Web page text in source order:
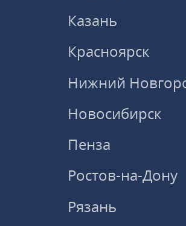
Казань
Красноярск
Нижний
Новосибирск
Пенза
Ростов-на-Дону
Рязань